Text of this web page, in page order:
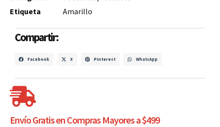
Etiqueta
Amarillo
Compartir:
Facebook X Pinterest WhatsApp
Envío Gratis en Compras Mayores a $499